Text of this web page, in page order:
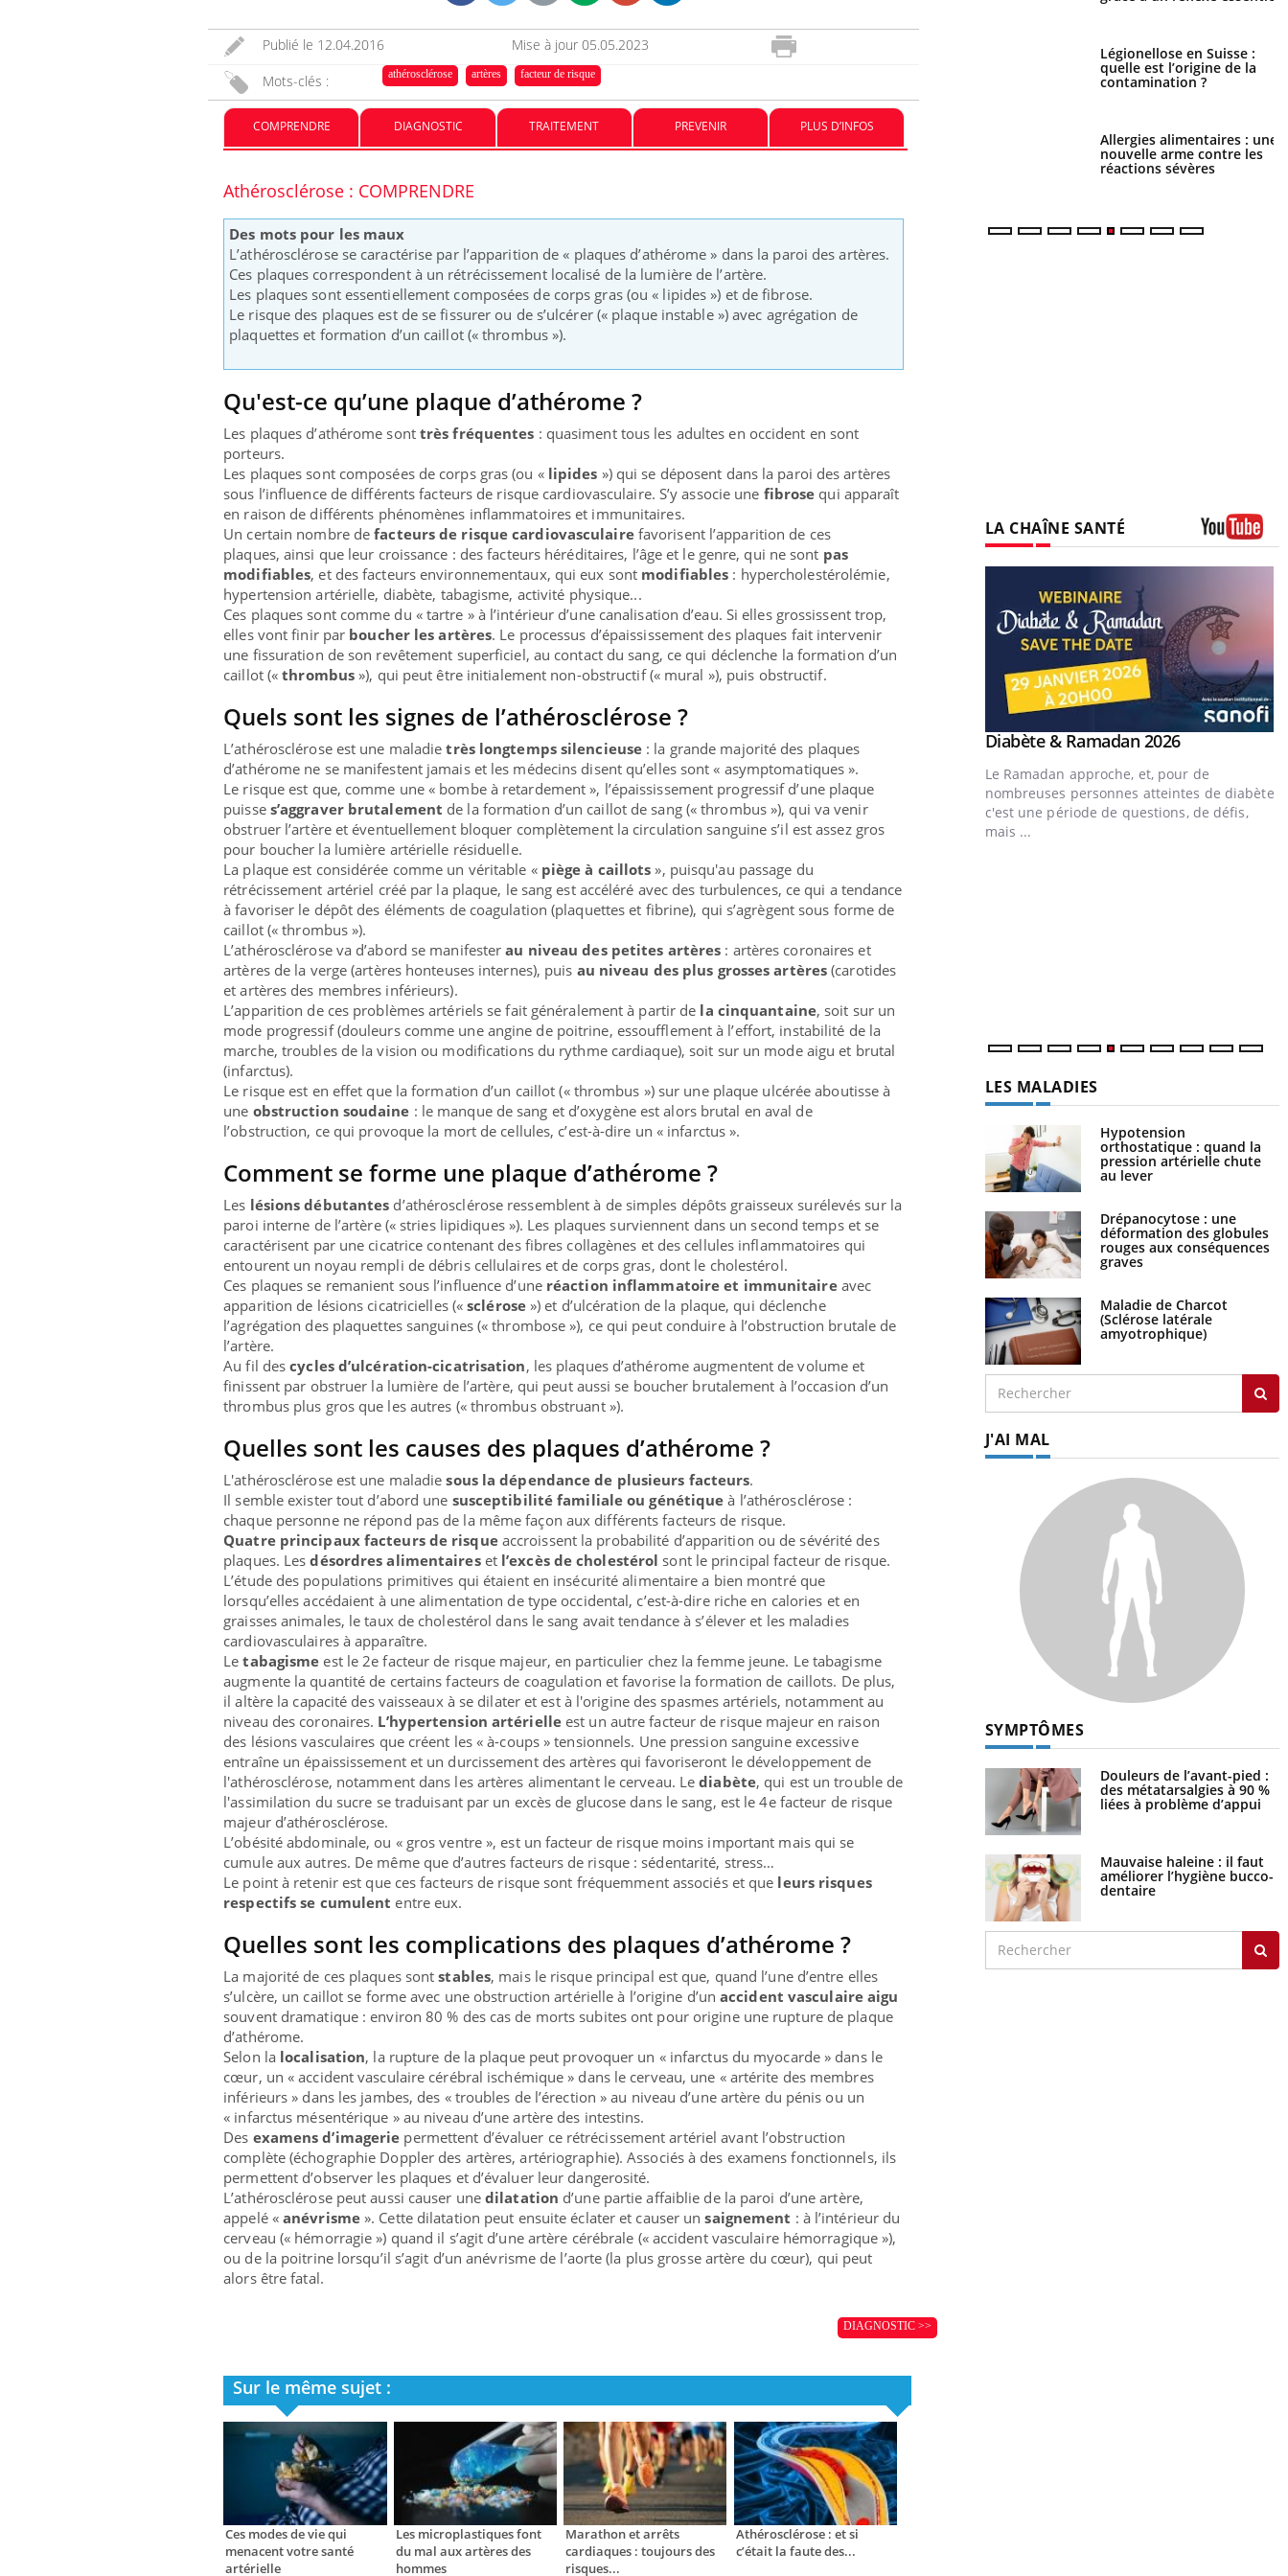
Publié le 12.04.2016 Mise à jour 05.05.2023
Mots-clés :
athérosclérose artères facteur de risque
COMPRENDRE DIAGNOSTIC TRAITEMENT PREVENIR PLUS D’INFOS
Athérosclérose : COMPRENDRE
Des mots pour les maux
L’athérosclérose se caractérise par l’apparition de « plaques d’athérome » dans la paroi des artères.
Ces plaques correspondent à un rétrécissement localisé de la lumière de l’artère.
Les plaques sont essentiellement composées de corps gras (ou « lipides ») et de fibrose.
Le risque des plaques est de se fissurer ou de s’ulcérer (« plaque instable ») avec agrégation de
plaquettes et formation d’un caillot (« thrombus »).
Qu'est-ce qu’une plaque d’athérome ?
Les plaques d’athérome sont très fréquentes : quasiment tous les adultes en occident en sont
porteurs.
Les plaques sont composées de corps gras (ou « lipides ») qui se déposent dans la paroi des artères
sous l’influence de différents facteurs de risque cardiovasculaire. S’y associe une fibrose qui apparaît
en raison de différents phénomènes inflammatoires et immunitaires.
Un certain nombre defacteurs de risque cardiovasculairefavorisent l’apparition de ces
plaques, ainsi que leur croissance : des facteurs héréditaires, l’âge et le genre, qui ne sont pas
modifiables, et des facteurs environnementaux, qui eux sont modifiables : hypercholestérolémie,
hypertension artérielle, diabète, tabagisme, activité physique...
Ces plaques sont comme du « tartre » à l’intérieur d’une canalisation d’eau. Si elles grossissent trop,
elles vont finir par boucher les artères. Le processus d’épaississement des plaques fait intervenir
une fissuration de son revêtement superficiel, au contact du sang, ce qui déclenche la formation d’un
caillot («thrombus»), qui peut être initialement non-obstructif (« mural »), puis obstructif.
Quels sont les signes de l’athérosclérose ?
L’athérosclérose est une maladietrès longtemps silencieuse : la grande majorité des plaques
d’athérome ne se manifestent jamais et les médecins disent qu’elles sont « asymptomatiques ».
Le risque est que, comme une « bombe à retardement », l’épaississement progressif d’une plaque
puisse s’aggraver brutalement de la formation d’un caillot de sang (« thrombus »), qui va venir
obstruer l’artère et éventuellement bloquer complètement la circulation sanguine s’il est assez gros
pour boucher la lumière artérielle résiduelle.
La plaque est considérée comme un véritable « piège à caillots», puisqu'au passage du
rétrécissement artériel créé par la plaque, le sang est accéléré avec des turbulences, ce qui a tendance
à favoriser le dépôt des éléments de coagulation (plaquettes et fibrine), qui s’agrègent sous forme de
caillot (« thrombus »).
L’athérosclérose va d’abord se manifesterau niveau des petites artères : artères coronaires et
artères de la verge (artères honteuses internes), puis au niveau des plus grosses artères (carotides
et artères des membres inférieurs).
L’apparition de ces problèmes artériels se fait généralement à partir de la cinquantaine, soit sur un
mode progressif (douleurs comme une angine de poitrine, essoufflement à l’effort, instabilité de la
marche, troubles de la vision ou modifications du rythme cardiaque), soit sur un mode aigu et brutal
(infarctus).
Le risque est en effet que la formation d’un caillot (« thrombus ») sur une plaque ulcérée aboutisse à
une obstruction soudaine : le manque de sang et d’oxygène est alors brutal en aval de
l’obstruction, ce qui provoque la mort de cellules, c’est-à-dire un « infarctus ».
Comment se forme une plaque d’athérome ?
Les lésions débutantes d’athérosclérose ressemblent à de simples dépôts graisseux surélevés sur la
paroi interne de l’artère (« stries lipidiques »). Les plaques surviennent dans un second temps et se
caractérisent par une cicatrice contenant des fibres collagènes et des cellules inflammatoires qui
entourent un noyau rempli de débris cellulaires et de corps gras, dont le cholestérol.
Ces plaques se remanient sous l’influence d’une réaction inflammatoire et immunitaireavec
apparition de lésions cicatricielles («sclérose») et d’ulcération de la plaque, qui déclenche
l’agrégation des plaquettes sanguines (« thrombose »), ce qui peut conduire à l’obstruction brutale de
l’artère.
Au fil descycles d’ulcération-cicatrisation, les plaques d’athérome augmentent de volume et
finissent par obstruer la lumière de l’artère, qui peut aussi se boucher brutalement à l’occasion d’un
thrombus plus gros que les autres (« thrombus obstruant »).
Quelles sont les causes des plaques d’athérome ?
L'athérosclérose est une maladiesous la dépendance de plusieurs facteurs.
Il semble exister tout d’abord une susceptibilité familiale ou génétique à l’athérosclérose :
chaque personne ne répond pas de la même façon aux différents facteurs de risque.
Quatre principaux facteurs de risqueaccroissent la probabilité d’apparition ou de sévérité des
plaques. Lesdésordres alimentaireset l’excès de cholestérol sont le principal facteur de risque.
L’étude des populations primitives qui étaient en insécurité alimentaire a bien montré que
lorsqu’elles accédaient à une alimentation de type occidental, c’est-à-dire riche en calories et en
graisses animales, le taux de cholestérol dans le sang avait tendance à s’élever et les maladies
cardiovasculaires à apparaître.
Letabagisme est le 2e facteur de risque majeur, en particulier chez la femme jeune. Le tabagisme
augmente la quantité de certains facteurs de coagulation et favorise la formation de caillots. De plus,
il altère la capacité des vaisseaux à se dilater et est à l'origine des spasmes artériels, notamment au
niveau des coronaires. L’hypertension artérielleest un autre facteur de risque majeur en raison
des lésions vasculaires que créent les « à-coups » tensionnels. Une pression sanguine excessive
entraîne un épaississement et un durcissement des artères qui favoriseront le développement de
l'athérosclérose, notamment dans les artères alimentant le cerveau. Lediabète, qui est un trouble de
l'assimilation du sucre se traduisant par un excès de glucose dans le sang, est le 4e facteur de risque
majeur d’athérosclérose.
L’obésité abdominale, ou « gros ventre », est un facteur de risque moins important mais qui se
cumule aux autres. De même que d’autres facteurs de risque : sédentarité, stress…
Le point à retenir est que ces facteurs de risque sont fréquemment associés et que leurs risques
respectifs se cumulent entre eux.
Quelles sont les complications des plaques d’athérome ?
La majorité de ces plaques sontstables, mais le risque principal est que, quand l’une d’entre elles
s’ulcère, un caillot se forme avec une obstruction artérielle à l’origine d’unaccident vasculaire aigu
souvent dramatique : environ 80 % des cas de morts subites ont pour origine une rupture de plaque
d’athérome.
Selon la localisation, la rupture de la plaque peut provoquer un « infarctus du myocarde » dans le
cœur, un « accident vasculaire cérébral ischémique » dans le cerveau, une « artérite des membres
inférieurs » dans les jambes, des « troubles de l’érection » au niveau d’une artère du pénis ou un
« infarctus mésentérique » au niveau d’une artère des intestins.
Des examens d’imagerie permettent d’évaluer ce rétrécissement artériel avant l’obstruction
complète (échographie Doppler des artères, artériographie). Associés à des examens fonctionnels, ils
permettent d’observer les plaques et d’évaluer leur dangerosité.
L’athérosclérose peut aussi causer unedilatation d’une partie affaiblie de la paroi d’une artère,
appelé «anévrisme». Cette dilatation peut ensuite éclater et causer unsaignement : à l’intérieur du
cerveau (« hémorragie ») quand il s’agit d’une artère cérébrale (« accident vasculaire hémorragique »),
ou de la poitrine lorsqu’il s’agit d’un anévrisme de l’aorte (la plus grosse artère du cœur), qui peut
alors être fatal.
DIAGNOSTIC >>
Sur le même sujet :
Ces modes de vie qui
menacent votre santé
artérielle
Les microplastiques font
du mal aux artères des
hommes
Marathon et arrêts
cardiaques : toujours des
risques...
Athérosclérose : et si
c’était la faute des...
VIH : la fin du comprimé
tous les jours se profile-t-
elle enfin ?
gâche-t-il les premiers
Le Viagra pourrait-il freiner
la propagation du cancer ?
protéines pourrait vacances, elle reste dans le
Légionellose en Suisse :
quelle est l’origine de la
contamination ?
Allergies alimentaires : une
nouvelle arme contre les
réactions sévères
LA CHAÎNE SANTÉ
Carence en fer : comprendre pour
Youtube
Fatigue, irritabilité, brouillard mental ou
même alopécie… Les symptômes de la
carence en fer sont multiples ce qui la rend
Youtube
Insuline & Charge mentale : et si on
osait en parler??Youtube
En 2026, l'insuline dans le diabète de type 2
reste entourée d'idées reçues chez les
patients comme parfois chez les soignants.
Youtube
Eczéma Chronique des Mains : se
préparer pour l’été !Youtube
L'été arrive… et avec lui, un tout nouveau
rythme de vie ! Vacances, plage, piscine,
soleil, activités en plein air… Nos mains sont
Youtube
Diabète & Ramadan 2026Youtube
Le Ramadan approche, et, pour de
nombreuses personnes atteintes de diabète,
c'est une période de questions, de défis,
mais ...
LES MALADIES
Hypotension
orthostatique : quand la
pression artérielle chute
au lever
Drépanocytose : une
déformation des globules
rouges aux conséquences
graves
Maladie de Charcot
(Sclérose latérale
amyotrophique)
J'AI MAL
SYMPTÔMES
Douleurs de l’avant-pied :
des métatarsalgies à 90 %
liées à problème d’appui
Mauvaise haleine : il faut
améliorer l’hygiène bucco-
dentaire